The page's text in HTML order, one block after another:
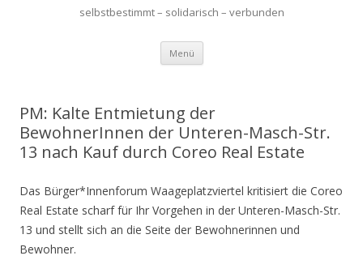
selbstbestimmt – solidarisch – verbunden
Menü Springe
Inhalt
PM: Kalte Entmietung der
BewohnerInnen der Unteren-Masch-Str.
13 nach Kauf durch Coreo Real Estate
Das Bürger*Innenforum Waageplatzviertel kritisiert die Coreo
Real Estate scharf für Ihr Vorgehen in der Unteren-Masch-Str.
13 und stellt sich an die Seite der Bewohnerinnen und
Bewohner.